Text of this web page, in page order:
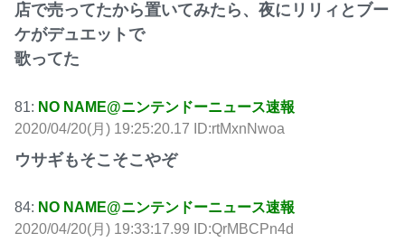
店で売ってたから置いてみたら、夜にリリィとブー
ケがデュエットで
歌ってた
81: NO NAME@ニンテンドーニュース速報
2020/04/20(月) 19:25:20.17 ID:rtMxnNwoa
ウサギもそこそこやぞ
84: NO NAME@ニンテンドーニュース速報
2020/04/20(月) 19:33:17.99 ID:QrMBCPn4d